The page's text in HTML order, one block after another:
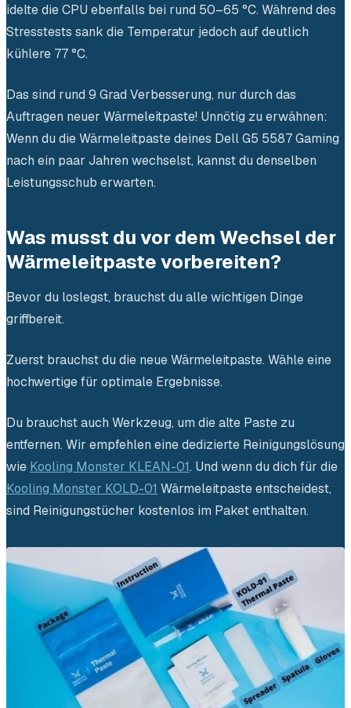
idelte die CPU ebenfalls bei rund 50–65 °C. Während des
Stresstests sank die Temperatur jedoch auf deutlich
kühlere 77 °C.
Das sind rund 9 Grad Verbesserung, nur durch das
Auftragen neuer Wärmeleitpaste! Unnötig zu erwähnen:
Wenn du die Wärmeleitpaste deines Dell G5 5587 Gaming
nach ein paar Jahren wechselst, kannst du denselben
Leistungsschub erwarten.
Was musst du vor dem Wechsel der
Wärmeleitpaste vorbereiten?
Bevor du loslegst, brauchst du alle wichtigen Dinge
griffbereit.
Zuerst brauchst du die neue Wärmeleitpaste. Wähle eine
hochwertige für optimale Ergebnisse.
Du brauchst auch Werkzeug, um die alte Paste zu
entfernen. Wir empfehlen eine dedizierte Reinigungslösung
wie Kooling Monster KLEAN-01. Und wenn du dich für die
Kooling Monster KOLD-01 Wärmeleitpaste entscheidest,
sind Reinigungstücher kostenlos im Paket enthalten.